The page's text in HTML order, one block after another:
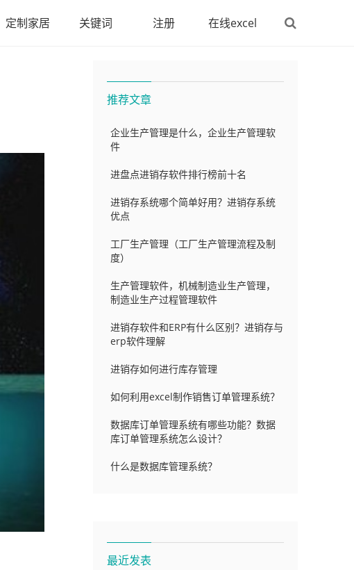
定制家居 关键词 注册 在线excel
推荐文章
企业生产管理是什么，企业生产管理软
件
进盘点进销存软件排行榜前十名
进销存系统哪个简单好用？进销存系统
优点
工厂生产管理（工厂生产管理流程及制
度）
生产管理软件，机械制造业生产管理，
制造业生产过程管理软件
进销存软件和ERP有什么区别？进销存与
erp软件理解
进销存如何进行库存管理
如何利用excel制作销售订单管理系统？
数据库订单管理系统有哪些功能？数据
库订单管理系统怎么设计？
什么是数据库管理系统？
最近发表